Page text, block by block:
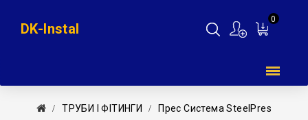
0
DK-Instal
ТРУБИ І ФІТИНГИ
Прес Система SteelPres